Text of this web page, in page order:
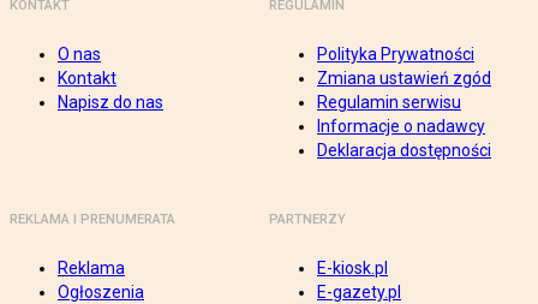
KONTAKT
O nas
Kontakt
Napisz do nas
REGULAMIN
Polityka Prywatności
Zmiana ustawień zgód
Regulamin serwisu
Informacje o nadawcy
Deklaracja dostępności
REKLAMA I PRENUMERATA
Reklama
Ogłoszenia
PARTNERZY
E-kiosk.pl
E-gazety.pl